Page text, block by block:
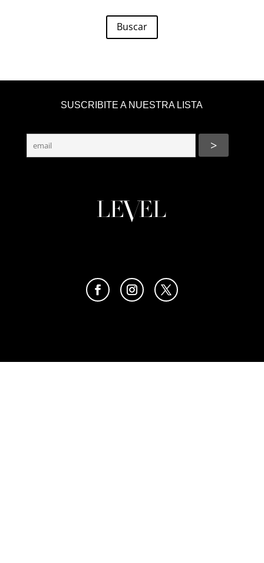
Buscar
SUSCRIBITE A NUESTRA LISTA